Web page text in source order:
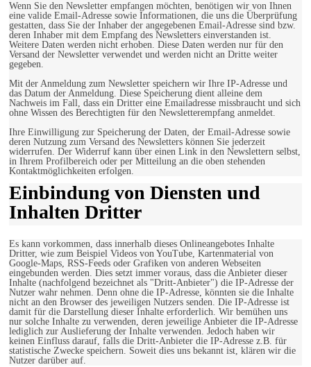
Wenn Sie den Newsletter empfangen möchten, benötigen wir von Ihnen
eine valide Email-Adresse sowie Informationen, die uns die Überprüfung
gestatten, dass Sie der Inhaber der angegebenen Email-Adresse sind bzw.
deren Inhaber mit dem Empfang des Newsletters einverstanden ist.
Weitere Daten werden nicht erhoben. Diese Daten werden nur für den
Versand der Newsletter verwendet und werden nicht an Dritte weiter
gegeben.
Mit der Anmeldung zum Newsletter speichern wir Ihre IP-Adresse und
das Datum der Anmeldung. Diese Speicherung dient alleine dem
Nachweis im Fall, dass ein Dritter eine Emailadresse missbraucht und sich
ohne Wissen des Berechtigten für den Newsletterempfang anmeldet.
Ihre Einwilligung zur Speicherung der Daten, der Email-Adresse sowie
deren Nutzung zum Versand des Newsletters können Sie jederzeit
widerrufen. Der Widerruf kann über einen Link in den Newslettern selbst,
in Ihrem Profilbereich oder per Mitteilung an die oben stehenden
Kontaktmöglichkeiten erfolgen.
Einbindung von Diensten und
Inhalten Dritter
Es kann vorkommen, dass innerhalb dieses Onlineangebotes Inhalte
Dritter, wie zum Beispiel Videos von YouTube, Kartenmaterial von
Google-Maps, RSS-Feeds oder Grafiken von anderen Webseiten
eingebunden werden. Dies setzt immer voraus, dass die Anbieter dieser
Inhalte (nachfolgend bezeichnet als "Dritt-Anbieter") die IP-Adresse der
Nutzer wahr nehmen. Denn ohne die IP-Adresse, könnten sie die Inhalte
nicht an den Browser des jeweiligen Nutzers senden. Die IP-Adresse ist
damit für die Darstellung dieser Inhalte erforderlich. Wir bemühen uns
nur solche Inhalte zu verwenden, deren jeweilige Anbieter die IP-Adresse
lediglich zur Auslieferung der Inhalte verwenden. Jedoch haben wir
keinen Einfluss darauf, falls die Dritt-Anbieter die IP-Adresse z.B. für
statistische Zwecke speichern. Soweit dies uns bekannt ist, klären wir die
Nutzer darüber auf.